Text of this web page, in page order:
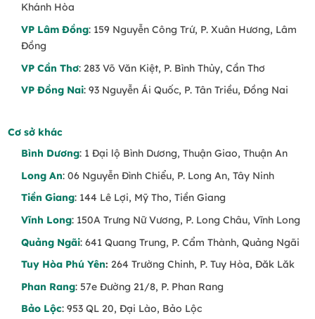
Khánh Hòa
VP Lâm Đồng: 159 Nguyễn Công Trứ, P. Xuân Hương, Lâm
Đồng
VP Cần Thơ: 283 Võ Văn Kiệt, P. Bình Thủy, Cần Thơ
VP Đồng Nai: 93 Nguyễn Ái Quốc, P. Tân Triều, Đồng Nai
Cơ sở khác
Bình Dương: 1 Đại lộ Bình Dương, Thuận Giao, Thuận An
Long An: 06 Nguyễn Đình Chiểu, P. Long An, Tây Ninh
Tiền Giang: 144 Lê Lợi, Mỹ Tho, Tiền Giang
Vĩnh Long: 150A Trưng Nữ Vương, P. Long Châu, Vĩnh Long
Quảng Ngãi: 641 Quang Trung, P. Cẩm Thành, Quảng Ngãi
Tuy Hòa Phú Yên: 264 Trường Chinh, P. Tuy Hòa, Đăk Lăk
Phan Rang: 57e Đường 21/8, P. Phan Rang
Bảo Lộc: 953 QL 20, Đại Lào, Bảo Lộc